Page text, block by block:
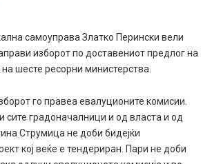
самоуправа Златко Перински вели
изборот по доставениот предлог на
шесте ресорни министерства.
го правеа евалуционите комисии.
сите градоначалници и од власта и од
Струмица не доби бидејќи
кој веќе е тендериран. Пари не доби